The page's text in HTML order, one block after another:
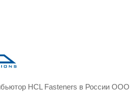
HCL Fasteners в России ООО